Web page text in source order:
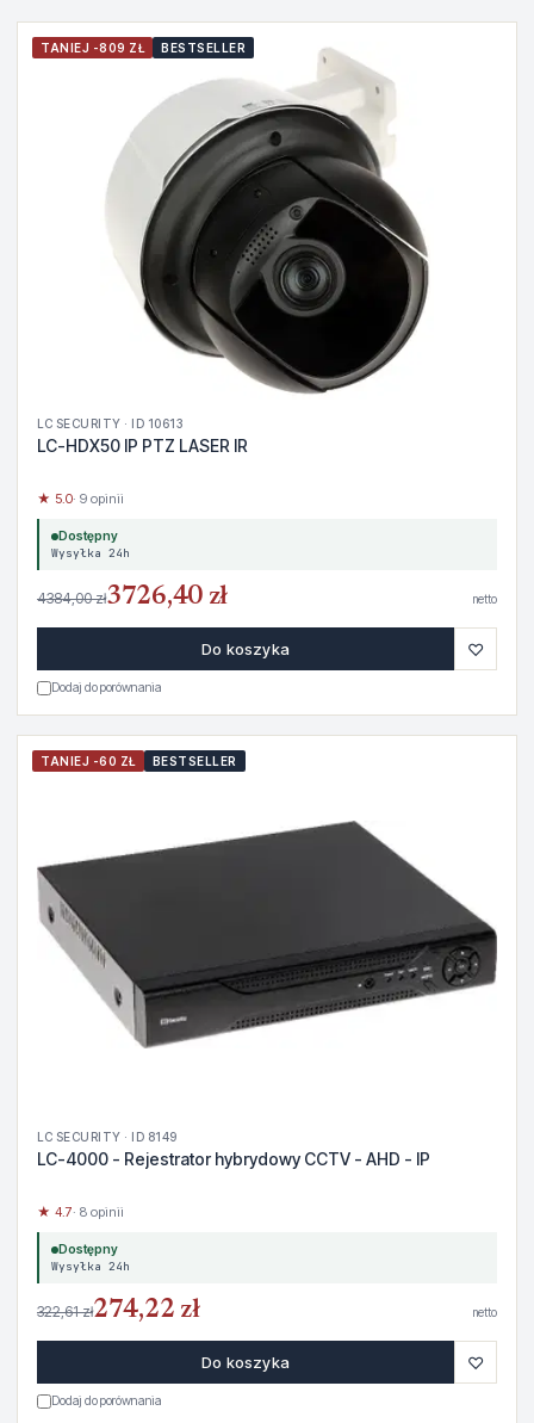
TANIEJ -809 ZŁ BESTSELLER
LC SECURITY · ID 10613
LC-HDX50 IP PTZ LASER IR
★ 5.0· 9 opinii
Dostępny
Wysyłka 24h
4384,00 zł3726,40 zł netto
Do koszyka ♡
Dodaj do porównania
TANIEJ -60 ZŁ BESTSELLER
LC SECURITY · ID 8149
LC-4000 - Rejestrator hybrydowy CCTV - AHD - IP
★ 4.7· 8 opinii
Dostępny
Wysyłka 24h
322,61 zł274,22 zł netto
Do koszyka ♡
Dodaj do porównania